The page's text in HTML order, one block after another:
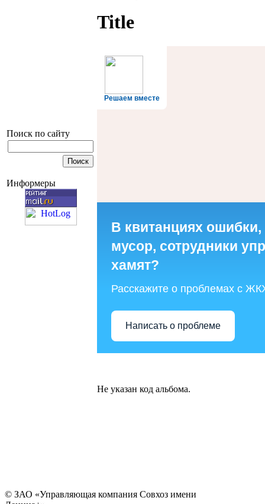
Поиск по сайту
Информеры
Title
Решаем вместе
В квитанциях
мусор, сотрудники
хамят?
Расскажите о проблемах с
Написать о проблеме
Не указан код альбома.
© ЗАО «Управляющая компания Совхоз имени